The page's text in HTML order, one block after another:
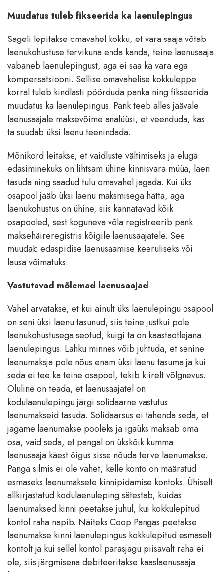
Muudatus tuleb fikseerida ka laenulepingus
Sageli lepitakse omavahel kokku, et vara saaja võtab
laenukohustuse tervikuna enda kanda, teine laenusaaja
vabaneb laenulepingust, aga ei saa ka vara ega
kompensatsiooni. Sellise omavahelise kokkuleppe
korral tuleb kindlasti pöörduda panka ning fikseerida
muudatus ka laenulepingus. Pank teeb alles jäävale
laenusaajale maksevõime analüüsi, et veenduda, kas
ta suudab üksi laenu teenindada.
Mõnikord leitakse, et vaidluste vältimiseks ja eluga
edasiminekuks on lihtsam ühine kinnisvara müüa, laen
tasuda ning saadud tulu omavahel jagada. Kui üks
osapool jääb üksi laenu maksmisega hätta, aga
laenukohustus on ühine, siis kannatavad kõik
osapooled, sest koguneva võla registreerib pank
maksehäireregistris kõigile laenusaajatele. See
muudab edaspidise laenusaamise keeruliseks või
lausa võimatuks.
Vastutavad mõlemad laenusaajad
Vahel arvatakse, et kui ainult üks laenulepingu osapool
on seni üksi laenu tasunud, siis teine justkui pole
laenukohustusega seotud, kuigi ta on kaastaotlejana
laenulepingus. Lahku minnes võib juhtuda, et senine
laenumaksja pole nõus enam üksi laenu tasuma ja kui
seda ei tee ka teine osapool, tekib kiirelt võlgnevus.
Oluline on teada, et laenusaajatel on
kodulaenulepingu järgi solidaarne vastutus
laenumakseid tasuda. Solidaarsus ei tähenda seda, et
jagame laenumakse pooleks ja igaüks maksab oma
osa, vaid seda, et pangal on ükskõik kumma
laenusaaja käest õigus sisse nõuda terve laenumakse.
Panga silmis ei ole vahet, kelle konto on määratud
esmaseks laenumaksete kinnipidamise kontoks. Ühiselt
allkirjastatud kodulaenuleping sätestab, kuidas
laenumaksed kinni peetakse juhul, kui kokkulepitud
kontol raha napib. Näiteks Coop Pangas peetakse
laenumakse kinni laenulepingus kokkulepitud esmaselt
kontolt ja kui sellel kontol parasjagu piisavalt raha ei
ole, siis järgmisena debiteeritakse kaaslaenusaaja